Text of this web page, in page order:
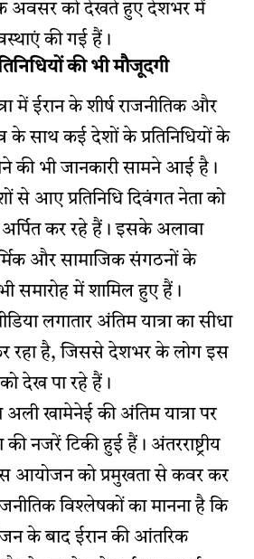
अवसर को देखते हुए देशभर में
की गई हैं।
की भी मौजूदगी
में ईरान के शीर्ष राजनीतिक और
के साथ कई देशों के प्रतिनिधियों के
की भी जानकारी सामने आई है।
से आए प्रतिनिधि दिवंगत नेता को
अर्पित कर रहे हैं। इसके अलावा
और सामाजिक संगठनों के
भी समारोह में शामिल हुए हैं।
लगातार अंतिम यात्रा का सीधा
रहा है, जिससे देशभर के लोग इस
देख पा रहे हैं।
अली खामेनेई की अंतिम यात्रा पर
की नजरें टिकी हुई हैं। अंतरराष्ट्रीय
आयोजन को प्रमुखता से कवर कर
विश्लेषकों का मानना है कि
के बाद ईरान की आंतरिक